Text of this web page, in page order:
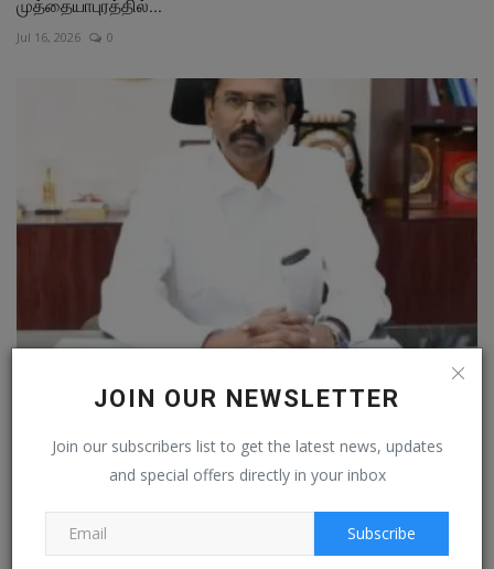
JOIN OUR NEWSLETTER
Join our subscribers list to get the latest news, updates
and special offers directly in your inbox
Subscribe
முத்தையாபுரத்தில்...
Jul 16, 2026 0
போதைப் பொருள்கள் நடமாட்டத்தை தெரிவிக்க வாட்ஸ்ஆப் எண்